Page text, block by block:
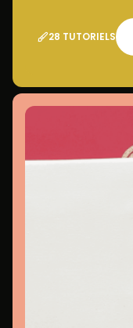
28 TUTORIELS